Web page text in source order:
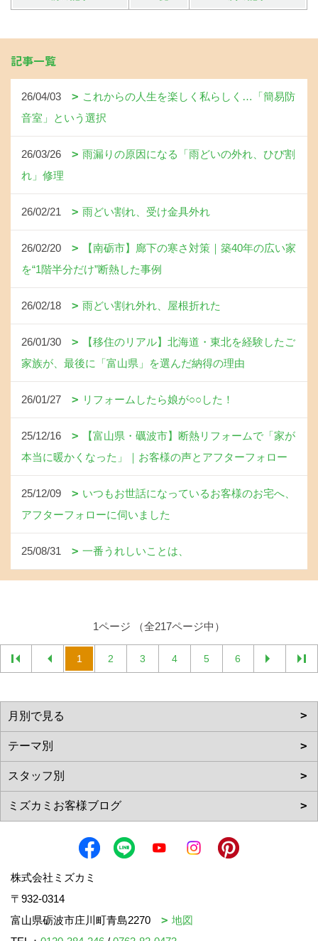
記事一覧
26/04/03
これからの人生を楽しく私らしく…「簡易防
音室」という選択
26/03/26
雨漏りの原因になる「雨どいの外れ、ひび割
れ」修理
26/02/21 雨どい割れ、受け金具外れ
26/02/20
【南砺市】廊下の寒さ対策｜築40年の広い家
を“1階半分だけ”断熱した事例
26/02/18 雨どい割れ外れ、屋根折れた
26/01/30
【移住のリアル】北海道・東北を経験したご
家族が、最後に「富山県」を選んだ納得の理由
26/01/27 リフォームしたら娘が○○した！
25/12/16
【富山県・礪波市】断熱リフォームで「家が
本当に暖かくなった」｜お客様の声とアフターフォロー
25/12/09
いつもお世話になっているお客様のお宅へ、
アフターフォローに伺いました
25/08/31 一番うれしいことは、
1ページ （全217ページ中）
1 2 3 4 5 6
株式会社ミズカミ
〒932-0314
富山県砺波市庄川町青島2270
地図